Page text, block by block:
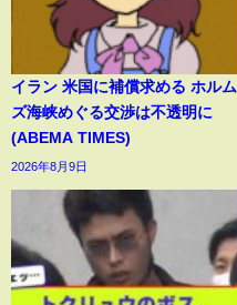
イラン 米国に補償求める ホルム
ズ海峡めぐる交渉は不透明に
(ABEMA TIMES)
2026年8月9日